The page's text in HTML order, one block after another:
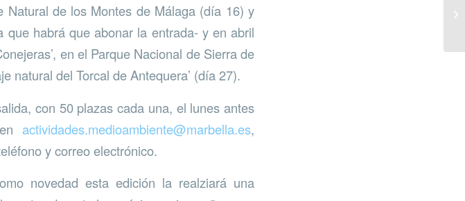
Natural de los Montes de Málaga (día 16) y
que habrá que abonar la entrada- y en abril
en el Parque Nacional de Sierra de
natural del Torcal de Antequera’ (día 27).
con 50 plazas cada una, el lunes antes
actividades.medioambiente@marbella.es,
y correo electrónico.
novedad esta edición la realziará una